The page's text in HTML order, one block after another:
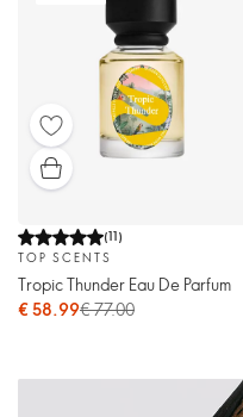
(11)
TOP SCENTS
Tropic Thunder Eau De Parfum
€ 58.99€ 77.00